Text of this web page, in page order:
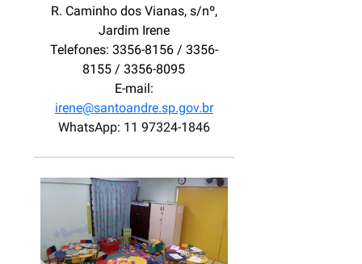
R. Caminho dos Vianas, s/nº,
Jardim Irene
Telefones: 3356-8156 / 3356-
8155 / 3356-8095
E-mail:
irene@santoandre.sp.gov.br
WhatsApp: 11 97324-1846